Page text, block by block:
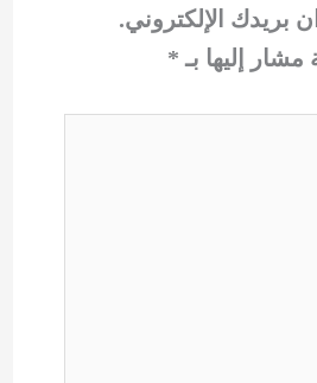
بريدك الإلكتروني.
مشار إليها بـ *